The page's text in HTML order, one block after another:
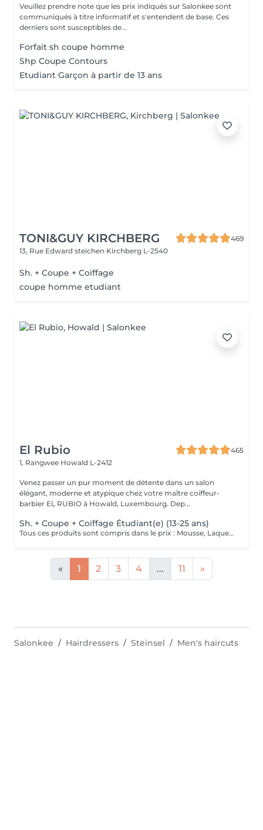
Veuillez prendre note que les prix indiqués sur Salonkee sont
communiqués à titre informatif et s'entendent de base. Ces
derniers sont susceptibles de...
Forfait sh coupe homme
Shp Coupe Contours
Etudiant Garçon à partir de 13 ans
TONI&GUY KIRCHBERG
469
13, Rue Edward steichen Kirchberg L-2540
Sh. + Coupe + Coiffage
coupe homme etudiant
El Rubio
465
1, Rangwee Howald L-2412
Venez passer un pur moment de détente dans un salon
élégant, moderne et atypique chez votre maître coiffeur-
barbier EL RUBIO à Howald, Luxembourg. Dep...
Sh. + Coupe + Coiffage Étudiant(e) (13-25 ans)
Tous ces produits sont compris dans le prix : Mousse, Laque, Gel, Soin démêlant, Shampoing spécifique. Tous les produits que nous utilisons sont des produits de qualité professionnelle.
« 1 2 3 4 ... 11 »
Salonkee Hairdressers Steinsel Men's haircuts